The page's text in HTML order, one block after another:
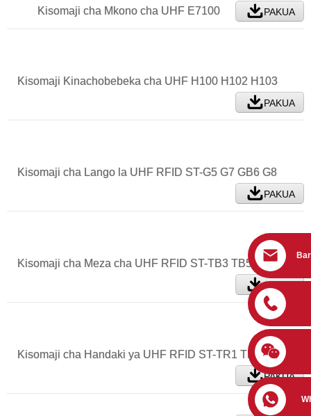
Kisomaji cha Mkono cha UHF E7100 PAKUA
Kisomaji Kinachobebeka cha UHF H100 H102 H103
PAKUA
Kisomaji cha Lango la UHF RFID ST-G5 G7 GB6 G8
PAKUA
Kisomaji cha Meza cha UHF RFID ST-TB3 TB5 TB6
PAKUA
Kisomaji cha Handaki ya UHF RFID ST-TR1 TR2 TR3
PAKUA